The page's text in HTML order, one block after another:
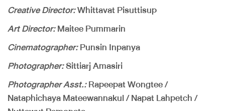
Creative Director:Whittavat Pisuttisup
Art Director:Maitee Pummarin
Cinematographer:Punsin Inpanya
Photographer:Sittiarj Amasiri
Photographer Asst.:Rapeepat Wongtee /
Nataphichaya Mateewannakul / Napat Lahpetch /